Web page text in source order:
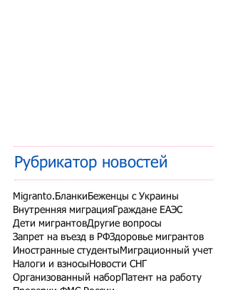
Рубрикатор новостей
Migranto.Бланки Беженцы с Украины
Внутренняя миграцияГраждане ЕАЭС
Дети мигрантовДругие вопросы
Запрет на въезд в РФЗдоровье мигрантов
Иностранные студенты Миграционный учет
Налоги и взносы Новости СНГ
Организованный наборПатент на работу